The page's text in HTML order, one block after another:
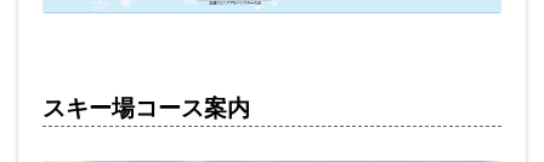
スキー場コース案内